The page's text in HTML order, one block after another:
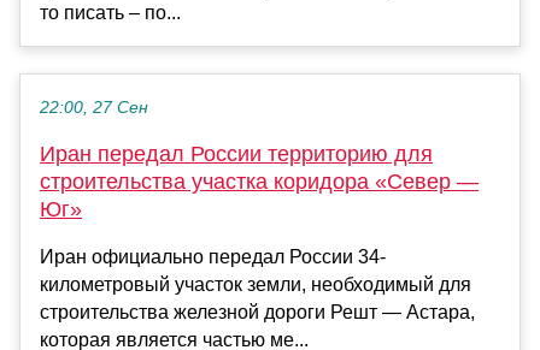
то писать – по...
22:00, 27 Сен
Иран передал России территорию для
строительства участка коридора «Север —
Юг»
Иран официально передал России 34-
километровый участок земли, необходимый для
строительства железной дороги Решт — Астара,
которая является частью ме...